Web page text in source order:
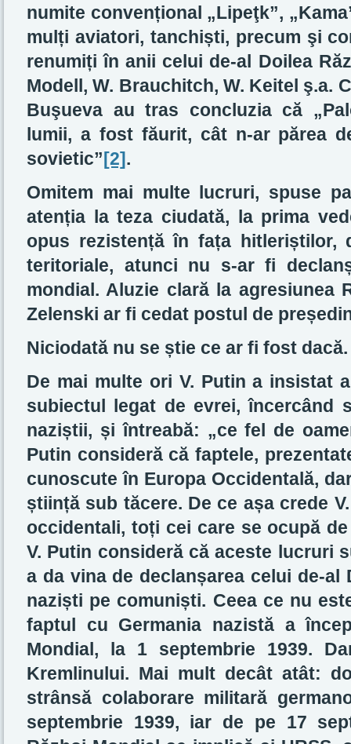
numite convențional „Lipeţk”,
mulți aviatori, tanchiști, precum şi
renumiți în anii celui de-al Doilea
Modell, W. Brauchitch, W. Keitel ş.a.
Buşueva au tras concluzia că
lumii, a fost făurit, cât n-ar părea
sovietic”[2].
Omitem mai multe lucruri, spuse
atenția la teza ciudată, la prima
opus rezistență în fața hitleriștilor,
teritoriale, atunci nu s-ar fi
mondial. Aluzie clară la agresiunea
Zelenski ar fi cedat postul de
Niciodată nu se știe ce ar fi fost dacă.
De mai multe ori V. Putin a insistat
subiectul legat de evrei, încercând
naziștii, și întreabă: „ce fel de
Putin consideră că faptele,
cunoscute în Europa Occidentală,
știință sub tăcere. De ce așa crede
occidentali, toți cei care se ocupă
V. Putin consideră că aceste lucruri
a da vina de declanșarea celui de-al
naziști pe comuniști. Ceea ce nu
faptul cu Germania nazistă a
Mondial, la 1 septembrie 1939.
Kremlinului. Mai mult decât atât:
strânsă colaborare militară
septembrie 1939, iar de pe 17